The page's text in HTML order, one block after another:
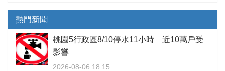
熱門新聞
桃園5行政區8/10停水11小時 近10萬戶受
影響
2026-08-06 18:15